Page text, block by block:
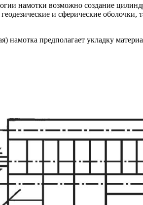
намотки возможно создание
и сферические
намотка предполагает укладку